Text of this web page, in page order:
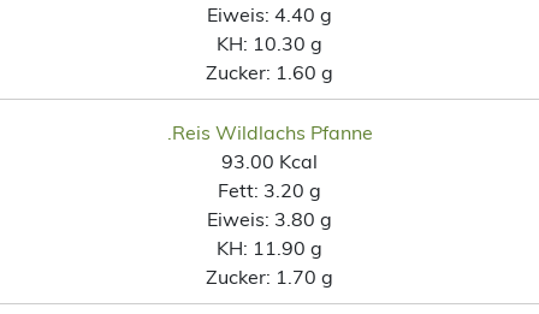
Eiweis: 4.40 g
KH: 10.30 g
Zucker: 1.60 g
.Reis Wildlachs Pfanne
93.00 Kcal
Fett: 3.20 g
Eiweis: 3.80 g
KH: 11.90 g
Zucker: 1.70 g